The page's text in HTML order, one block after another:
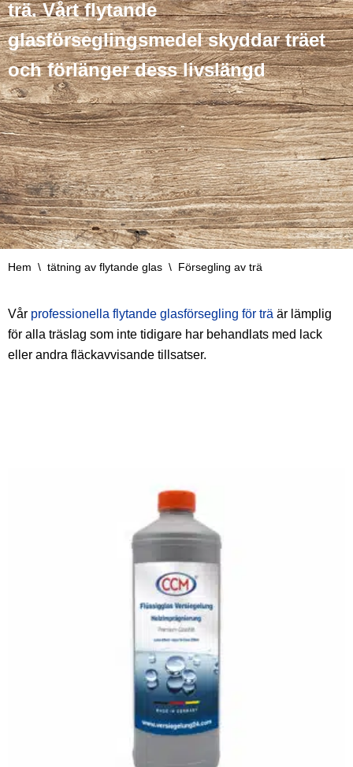
trä. Vårt flytande
glasförseglingsmedel skyddar träet
och förlänger dess livslängd
Hem \ tätning av flytande glas \ Försegling av trä
Vår professionella flytande glasförsegling för trä är lämplig
för alla träslag som inte tidigare har behandlats med lack
eller andra fläckavvisande tillsatser.